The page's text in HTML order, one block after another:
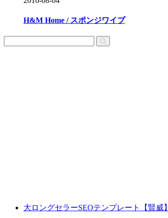
H&M Home / スポンジワイプ
大ロングセラーSEOテンプレート【賢威】